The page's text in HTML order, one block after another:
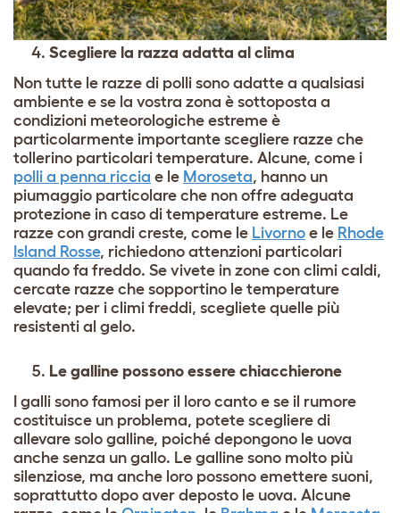
Scegliere la razza adatta al clima
Non tutte le razze di polli sono adatte a qualsiasi
ambiente e se la vostra zona è sottoposta a
condizioni meteorologiche estreme è
particolarmente importante scegliere razze che
tollerino particolari temperature. Alcune, come i
polli a penna riccia e le Moroseta, hanno un
piumaggio particolare che non offre adeguata
protezione in caso di temperature estreme. Le
razze con grandi creste, come le Livorno e le Rhode
Island Rosse, richiedono attenzioni particolari
quando fa freddo. Se vivete in zone con climi caldi,
cercate razze che sopportino le temperature
elevate; per i climi freddi, scegliete quelle più
resistenti al gelo.
Le galline possono essere chiacchierone
I galli sono famosi per il loro canto e se il rumore
costituisce un problema, potete scegliere di
allevare solo galline, poiché depongono le uova
anche senza un gallo. Le galline sono molto più
silenziose, ma anche loro possono emettere suoni,
soprattutto dopo aver deposto le uova. Alcune